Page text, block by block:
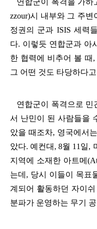
연합군이 폭격을 가
zzour)시 내부와 그 주변
정권의 군과 ISIS 세력
다. 이렇듯 연합군과 아
한 협력에 비추어 볼 때 ,
그 어떤 것도 타당하다
연합군이 폭격으로 민
서 난민이 된 사람들을
았을 때조차, 영국에서
았다. 예컨대 , 8월 11 일,
지역에 소재한 아트메
는데 , 당시 이들이 목표
계되어 활동하던 자이
분파가 운영하는 무기